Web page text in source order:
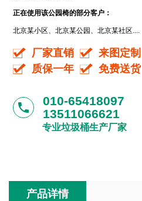
正在使用该公园椅的部分客户：
北京某小区、北京某公园、北京某社区....
厂家直销 来图定制
质保一年
免费送货
phone
010-65418097
13511066621
专业垃圾桶生产厂家
产品详情